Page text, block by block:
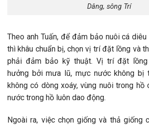
Dâng, sông Trí
Theo anh Tuấn, để đảm bảo nuôi cá
thì khâu chuẩn bị, chọn vị trí đặt lồng và
phải đảm bảo kỹ thuật. Vị trí đặt
hưởng bởi mưa lũ, mực nước không bị
không có dòng xoáy, vùng nuôi trong hồ
nước trong hồ luôn dao động.
Ngoài ra, việc chọn giống và thả giống